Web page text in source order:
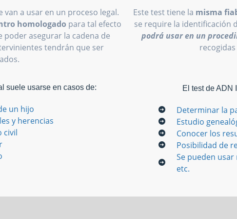
a usar en un proceso legal.
homologado para tal efecto
asegurar la cadena de
tendrán que ser
suele usarse en casos de:
un hijo
y herencias
civil
Este test tiene la misma
se require la identificación
podrá usar en un
El test de ADN
Determinar la
Estudio
Conocer los
Posibilidad de
Se pueden
etc.